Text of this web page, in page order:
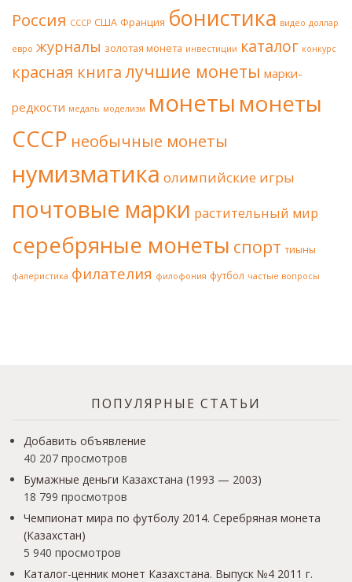
Россия СССР США Франция бонистика видео доллар
евро журналы золотая монета инвестиции каталог конкурс
красная книгалучшие монеты марки-
редкости медаль моделизм монеты монеты
СССР необычные монеты
нумизматика олимпийские игры
почтовые марки растительный мир
серебряные монеты спорт тиыны
фалеристика филателия филофония футбол частые вопросы
ПОПУЛЯРНЫЕ СТАТЬИ
Добавить объявление
40 207 просмотров
Бумажные деньги Казахстана (1993 — 2003)
18 799 просмотров
Чемпионат мира по футболу 2014. Серебряная монета
(Казахстан)
5 940 просмотров
Каталог-ценник монет Казахстана. Выпуск №4 2011 г.